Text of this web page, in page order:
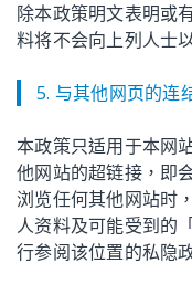
除本政策明文表明或
料将不会向上列人士
5. 与其他网页的连
本政策只适用于本网
他网站的超链接，即
浏览任何其他网站时
人资料及可能受到的
行参阅该位置的私隐